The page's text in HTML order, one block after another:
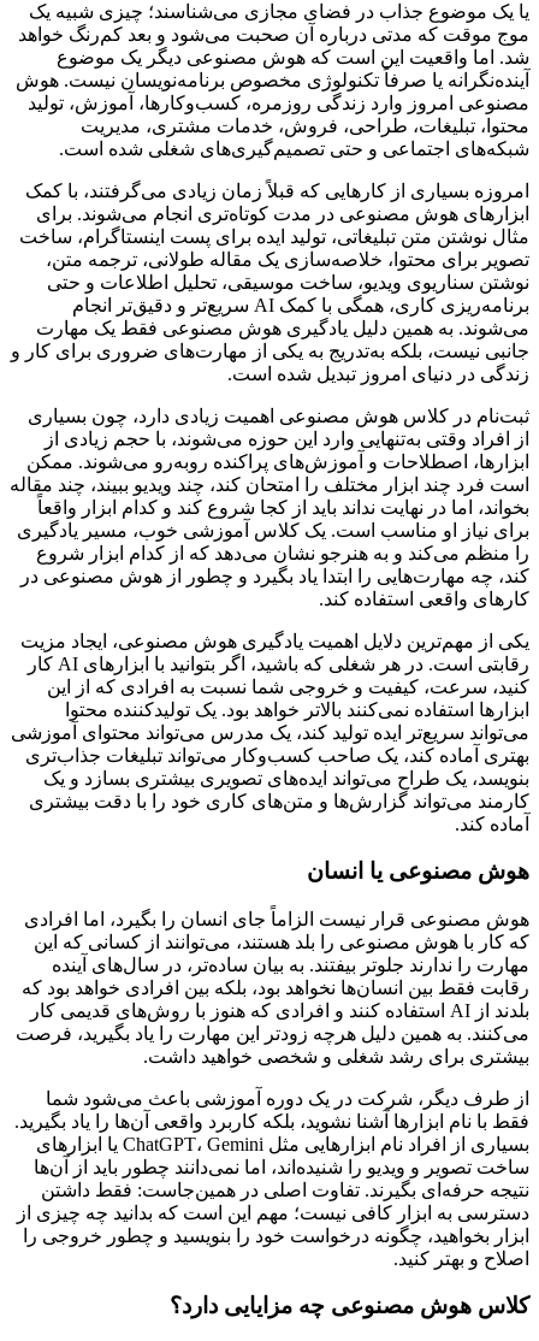
یا یک موضوع جذاب در فضای مجازی می‌شناسند؛ چیزی شبیه یک
موج موقت که مدتی درباره آن صحبت می‌شود و بعد کم‌رنگ خواهد
شد. اما واقعیت این است که هوش مصنوعی دیگر یک موضوع
آینده‌نگرانه یا صرفاً تکنولوژی مخصوص برنامه‌نویسان نیست. هوش
مصنوعی امروز وارد زندگی روزمره، کسب‌وکارها، آموزش، تولید
محتوا، تبلیغات، طراحی، فروش، خدمات مشتری، مدیریت
شبکه‌های اجتماعی و حتی تصمیم‌گیری‌های شغلی شده است.
امروزه بسیاری از کارهایی که قبلاً زمان زیادی می‌گرفتند، با کمک
ابزارهای هوش مصنوعی در مدت کوتاه‌تری انجام می‌شوند. برای
مثال نوشتن متن تبلیغاتی، تولید ایده برای پست اینستاگرام، ساخت
تصویر برای محتوا، خلاصه‌سازی یک مقاله طولانی، ترجمه متن،
نوشتن سناریوی ویدیو، ساخت موسیقی، تحلیل اطلاعات و حتی
برنامه‌ریزی کاری، همگی با کمک AI سریع‌تر و دقیق‌تر انجام
می‌شوند. به همین دلیل یادگیری هوش مصنوعی فقط یک مهارت
جانبی نیست، بلکه به‌تدریج به یکی از مهارت‌های ضروری برای کار و
زندگی در دنیای امروز تبدیل شده است.
ثبت‌نام در کلاس هوش مصنوعی اهمیت زیادی دارد، چون بسیاری
از افراد وقتی به‌تنهایی وارد این حوزه می‌شوند، با حجم زیادی از
ابزارها، اصطلاحات و آموزش‌های پراکنده روبه‌رو می‌شوند. ممکن
است فرد چند ابزار مختلف را امتحان کند، چند ویدیو ببیند، چند مقاله
بخواند، اما در نهایت نداند باید از کجا شروع کند و کدام ابزار واقعاً
برای نیاز او مناسب است. یک کلاس آموزشی خوب، مسیر یادگیری
را منظم می‌کند و به هنرجو نشان می‌دهد که از کدام ابزار شروع
کند، چه مهارت‌هایی را ابتدا یاد بگیرد و چطور از هوش مصنوعی در
کارهای واقعی استفاده کند.
یکی از مهم‌ترین دلایل اهمیت یادگیری هوش مصنوعی، ایجاد مزیت
رقابتی است. در هر شغلی که باشید، اگر بتوانید با ابزارهای AI کار
کنید، سرعت، کیفیت و خروجی شما نسبت به افرادی که از این
ابزارها استفاده نمی‌کنند بالاتر خواهد بود. یک تولیدکننده محتوا
می‌تواند سریع‌تر ایده تولید کند، یک مدرس می‌تواند محتوای آموزشی
بهتری آماده کند، یک صاحب کسب‌وکار می‌تواند تبلیغات جذاب‌تری
بنویسد، یک طراح می‌تواند ایده‌های تصویری بیشتری بسازد و یک
کارمند می‌تواند گزارش‌ها و متن‌های کاری خود را با دقت بیشتری
آماده کند.
هوش مصنوعی یا انسان
هوش مصنوعی قرار نیست الزاماً جای انسان را بگیرد، اما افرادی
که کار با هوش مصنوعی را بلد هستند، می‌توانند از کسانی که این
مهارت را ندارند جلوتر بیفتند. به بیان ساده‌تر، در سال‌های آینده
رقابت فقط بین انسان‌ها نخواهد بود، بلکه بین افرادی خواهد بود که
بلدند از AI استفاده کنند و افرادی که هنوز با روش‌های قدیمی کار
می‌کنند. به همین دلیل هرچه زودتر این مهارت را یاد بگیرید، فرصت
بیشتری برای رشد شغلی و شخصی خواهید داشت.
از طرف دیگر، شرکت در یک دوره آموزشی باعث می‌شود شما
فقط با نام ابزارها آشنا نشوید، بلکه کاربرد واقعی آن‌ها را یاد بگیرید.
بسیاری از افراد نام ابزارهایی مثل ChatGPT، Gemini یا ابزارهای
ساخت تصویر و ویدیو را شنیده‌اند، اما نمی‌دانند چطور باید از آن‌ها
نتیجه حرفه‌ای بگیرند. تفاوت اصلی در همین‌جاست: فقط داشتن
دسترسی به ابزار کافی نیست؛ مهم این است که بدانید چه چیزی از
ابزار بخواهید، چگونه درخواست خود را بنویسید و چطور خروجی را
اصلاح و بهتر کنید.
کلاس هوش مصنوعی چه مزایایی دارد؟